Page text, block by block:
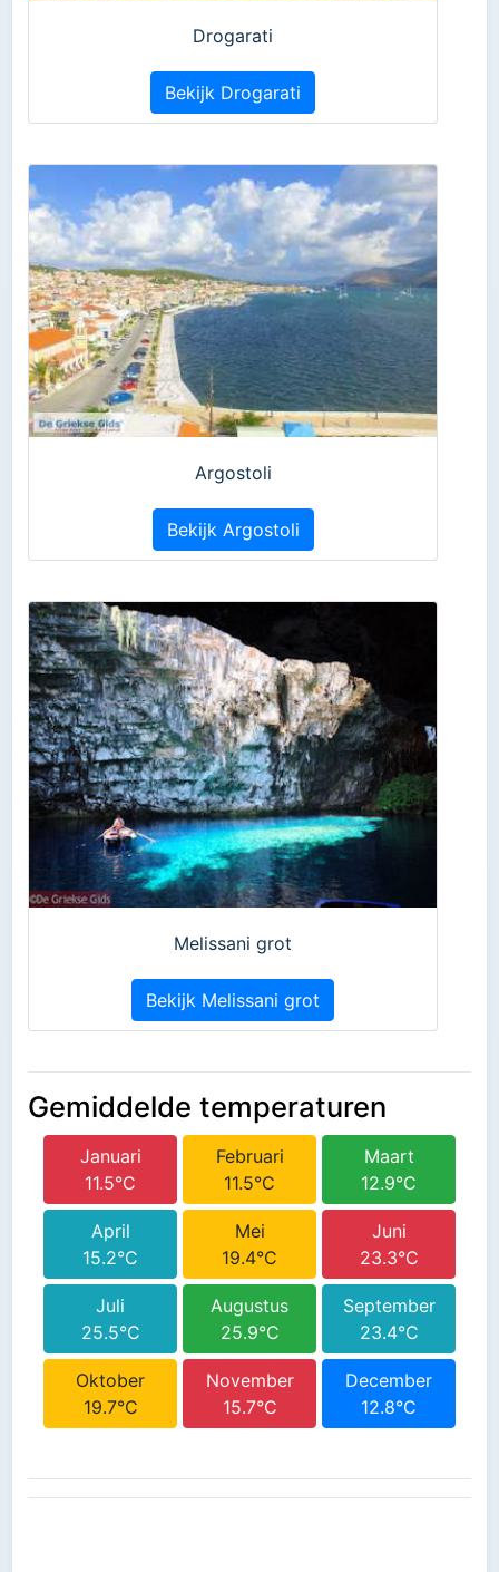
Drogarati
Bekijk Drogarati
Argostoli
Bekijk Argostoli
Melissani grot
Bekijk Melissani grot
Gemiddelde temperaturen
Januari
11.5°C
Februari
11.5°C
Maart
12.9°C
April
15.2°C
Mei
19.4°C
Juni
23.3°C
Juli
25.5°C
Augustus
25.9°C
September
23.4°C
Oktober
19.7°C
November
15.7°C
December
12.8°C